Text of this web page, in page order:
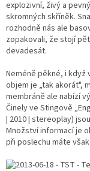
explozivní, živý a
skromných skříněk.
rozhodně nás ale
zopakovali, že stojí
devadesát.
Neméně pěkné, i když
objem je „tak akorát",
membráně ale nabízí
Činely ve Stingově
| 2010 | stereoplay)
Množství informací je
při poslechu máte